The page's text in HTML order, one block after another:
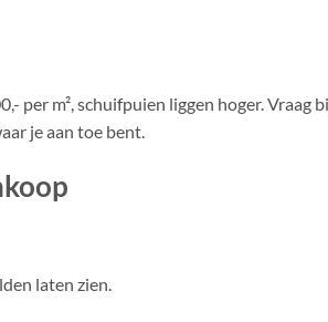
per m², schuifpuien liggen hoger. Vraag
je aan toe bent.
laten zien.